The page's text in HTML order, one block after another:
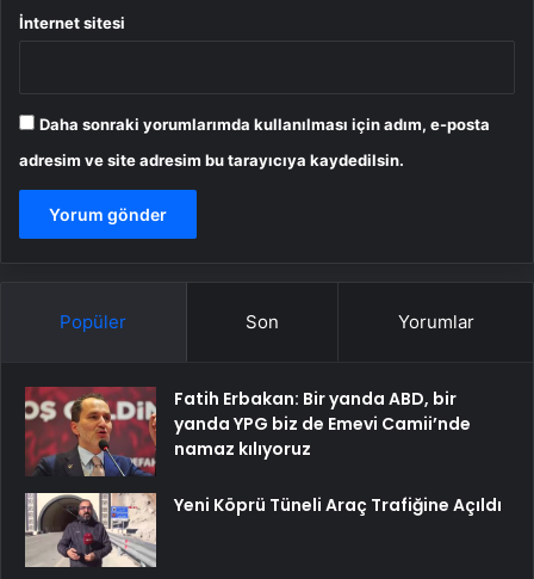
İnternet sitesi
Daha sonraki yorumlarımda kullanılması için adım, e-posta
adresim ve site adresim bu tarayıcıya kaydedilsin.
Popüler Son Yorumlar
Fatih Erbakan: Bir yanda ABD, bir
yanda YPG biz de Emevi Camii’nde
namaz kılıyoruz
Yeni Köprü Tüneli Araç Trafiğine Açıldı